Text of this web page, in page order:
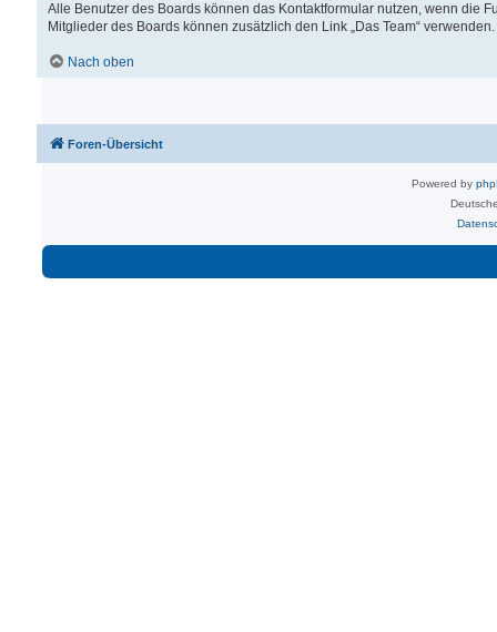
Alle Benutzer des Boards können das Kontaktformular nutzen, wenn die
Mitglieder des Boards können zusätzlich den Link „Das Team“ verwenden.
Nach oben
Foren-Übersicht
Powered by